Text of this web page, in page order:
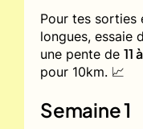
Pour tes sorties
longues, essaie
une pente de 11
pour 10km. 📈
Semaine 1